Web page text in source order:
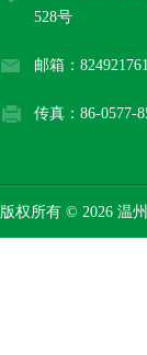
528号
邮箱：
传真：86-0577-
版权所有 © 2026 温